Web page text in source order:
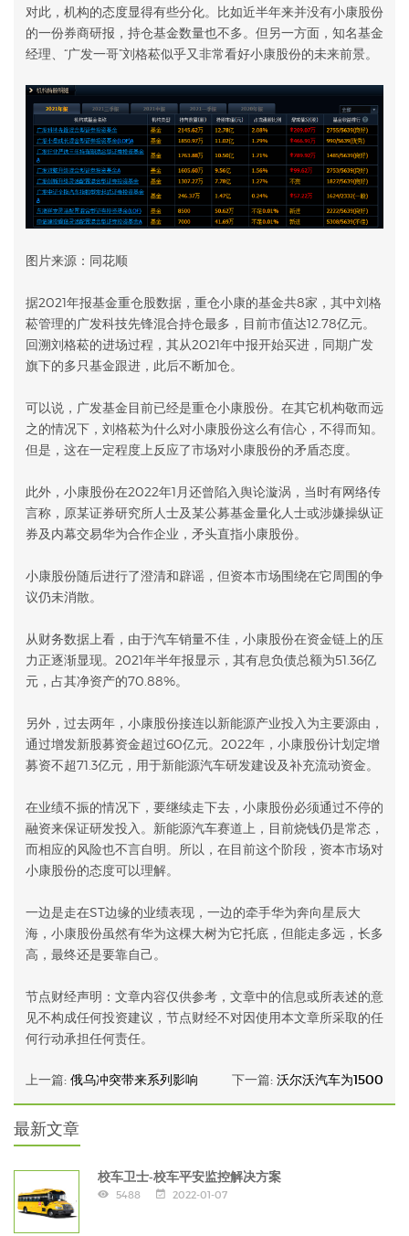
对此，机构的态度显得有些分化。比如近半年来并没有小康股份
的一份券商研报，持仓基金数量也不多。但另一方面，知名基金
经理、“广发一哥”刘格菘似乎又非常看好小康股份的未来前景。
图片来源：同花顺
据2021年报基金重仓股数据，重仓小康的基金共8家，其中刘格
菘管理的广发科技先锋混合持仓最多，目前市值达12.78亿元。
回溯刘格菘的进场过程，其从2021年中报开始买进，同期广发
旗下的多只基金跟进，此后不断加仓。
可以说，广发基金目前已经是重仓小康股份。 在其它机构敬而远
之的情况下，刘格菘为什么对小康股份这么有信心，不得而知。
但是，这在一定程度上反应了市场对小康股份的矛盾态度。
此外，小康股份在2022年1月还曾陷入舆论漩涡，当时有网络传
言称，原某证券研究所人士及某公募基金量化人士或涉嫌操纵证
券及内幕交易华为合作企业，矛头直指小康股份。
小康股份随后进行了澄清和辟谣，但资本市场围绕在它周围的争
议仍未消散。
从财务数据上看，由于汽车销量不佳，小康股份在资金链上的压
力正逐渐显现。2021年半年报显示，其有息负债总额为51.36亿
元，占其净资产的70.88%。
另外，过去两年，小康股份接连以新能源产业投入为主要源由，
通过增发新股募资金超过60亿元。2022年，小康股份计划定增
募资不超71.3亿元，用于新能源汽车研发建设及补充流动资金。
在业绩不振的情况下，要继续走下去，小康股份必须通过不停的
融资来保证研发投入。新能源汽车赛道上，目前烧钱仍是常态，
而相应的风险也不言自明。所以，在目前这个阶段，资本市场对
小康股份的态度可以理解。
一边是走在ST边缘的业绩表现，一边的牵手华为奔向星辰大
海，小康股份虽然有华为这棵大树为它托底，但能走多远，长多
高，最终还是要靠自己。
节点财经声明：文章内容仅供参考，文章中的信息或所表述的意
见不构成任何投资建议，节点财经不对因使用本文章所采取的任
何行动承担任何责任。
上一篇: 俄乌冲突带来系列影响 下一篇: 沃尔沃汽车为1500
最新文章
校车卫士-校车平安监控解决方案
5488 2022-01-07